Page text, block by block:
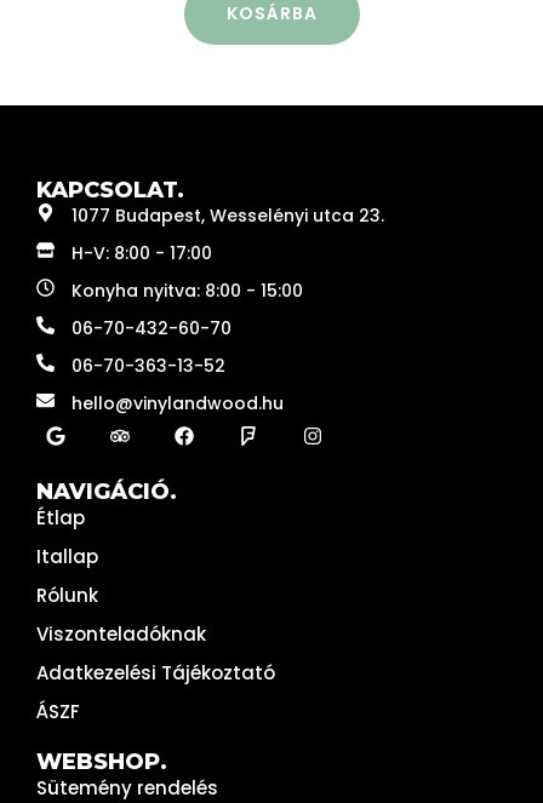
KOSÁRBA
KAPCSOLAT.
1077 Budapest, Wesselényi utca 23.
H-V: 8:00 - 17:00
Konyha nyitva: 8:00 - 15:00
06-70-432-60-70
06-70-363-13-52
hello@vinylandwood.hu
NAVIGÁCIÓ.
Étlap
Itallap
Rólunk
Viszonteladóknak
Adatkezelési Tájékoztató
ÁSZF
WEBSHOP.
Sütemény rendelés